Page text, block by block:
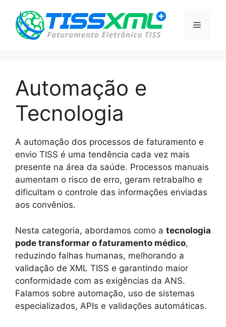
para
Menu
Automação e
Tecnologia
A automação dos processos de faturamento e
envio TISS é uma tendência cada vez mais
presente na área da saúde. Processos manuais
aumentam o risco de erro, geram retrabalho e
dificultam o controle das informações enviadas
aos convênios.
Nesta categoria, abordamos como a tecnologia
pode transformar o faturamento médico,
reduzindo falhas humanas, melhorando a
validação de XML TISS e garantindo maior
conformidade com as exigências da ANS.
Falamos sobre automação, uso de sistemas
especializados, APIs e validações automáticas.